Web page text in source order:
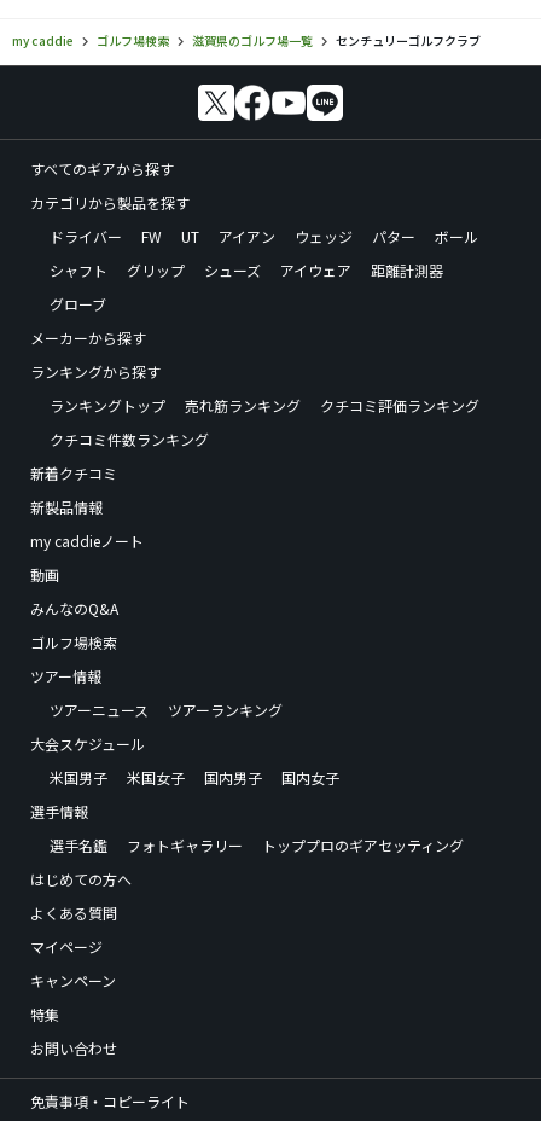
my caddie ゴルフ場検索 滋賀県のゴルフ場一覧 センチュリーゴルフクラブ
すべてのギアから探す
カテゴリから製品を探す
ドライバー
FW UT アイアン ウェッジ パター
ボール
シャフト
グリップ シューズ アイウェア
距離計測器
グローブ
メーカーから探す
ランキングから探す
ランキングトップ
売れ筋ランキング
クチコミ評価ランキング
クチコミ件数ランキング
新着クチコミ
新製品情報
my caddieノート
動画
みんなのQ&A
ゴルフ場検索
ツアー情報
ツアーニュース
ツアーランキング
大会スケジュール
米国男子
米国女子 国内男子
国内女子
選手情報
選手名鑑
フォトギャラリー
トッププロのギアセッティング
はじめての方へ
よくある質問
マイページ
キャンペーン
特集
お問い合わせ
免責事項・コピーライト